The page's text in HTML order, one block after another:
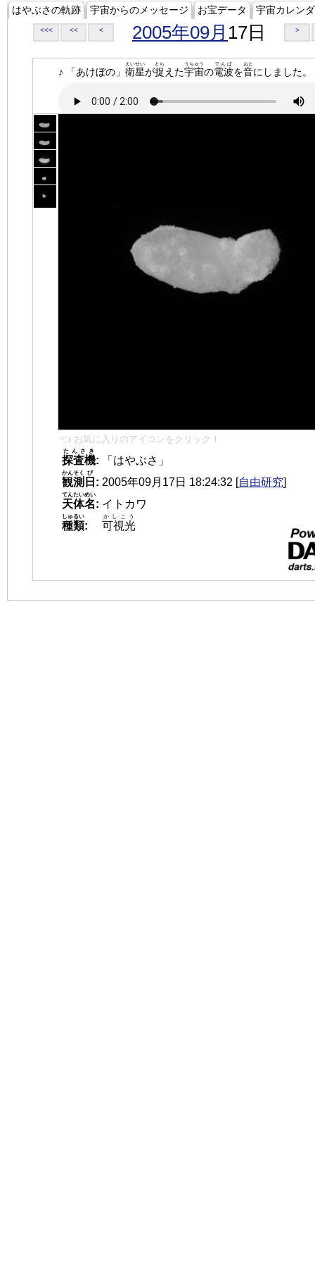
はやぶさの軌跡 宇宙からのメッセージ お宝データ 宇宙カレン
<<< << < 2005年09月 17日 >
♪ 「あけぼの」 衛星
えいせい
が捉
とら
えた宇宙
うちゅう
の電波
でんぱ
を音
おと
にしました。
👈 お気に入りのアイコンをクリック！
探査機
たんさき
:
「はやぶさ」
観測
かんそく
日
び
: 2005年09月17日 18:24:32 [自由研究]
天体名
てんたいめい
: イトカワ
種類
しゅるい
: 可視光
かしこう